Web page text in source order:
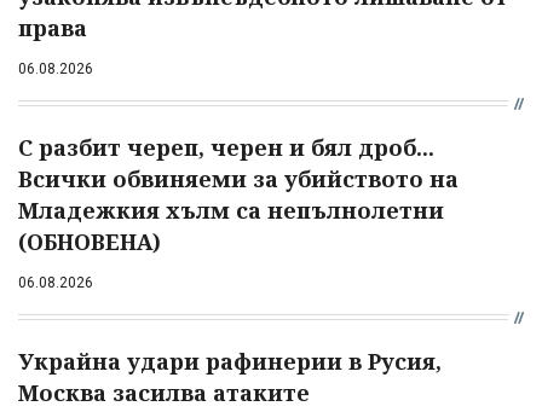
права
06.08.2026
С разбит череп, черен и бял дроб...
Всички обвиняеми за убийството на
Младежкия хълм са непълнолетни
(ОБНОВЕНА)
06.08.2026
Украйна удари рафинерии в Русия,
Москва засилва атаките